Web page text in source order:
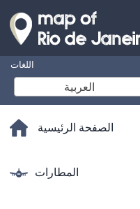
اللغات
‫العربية
الصفحة الرئيسية
المطارات